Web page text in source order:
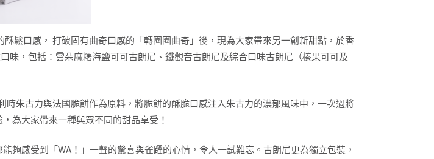
酥鬆口感， 打破固有曲奇口感的「轉圈圈曲奇」後，現為大家帶來另一創新甜點，於香
，包括：雲朵麻糬海鹽可可古朗尼、鐵觀音古朗尼及綜合口味古朗尼（榛果可可及
朱古力與法國脆餅作為原料，將脆餅的酥脆口感注入朱古力的濃郁風味中，一次過將
為大家帶來一種與眾不同的甜品享受！
感受到「WA！」一聲的驚喜與雀躍的心情，令人一試難忘。古朗尼更為獨立包裝，